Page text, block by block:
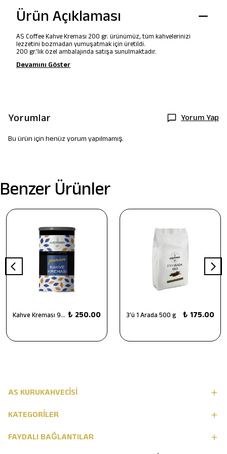
Ürün Açıklaması
AS Coffee Kahve Kreması 200 gr. ürünümüz, tüm kahvelerinizi
lezzetini bozmadan yumuşatmak için üretildi.
200 gr.'lık özel ambalajında satışa sunulmaktadır.
Devamını Göster
Yorumlar Yorum Yap
Bu ürün için henüz yorum yapılmamış.
Benzer Ürünler
Kahve Kreması 900 g ₺ 250.00 3'ü 1 Arada 500 g ₺ 175.00
AS KURUKAHVECİSİ
KATEGORİLER
FAYDALI BAĞLANTILAR